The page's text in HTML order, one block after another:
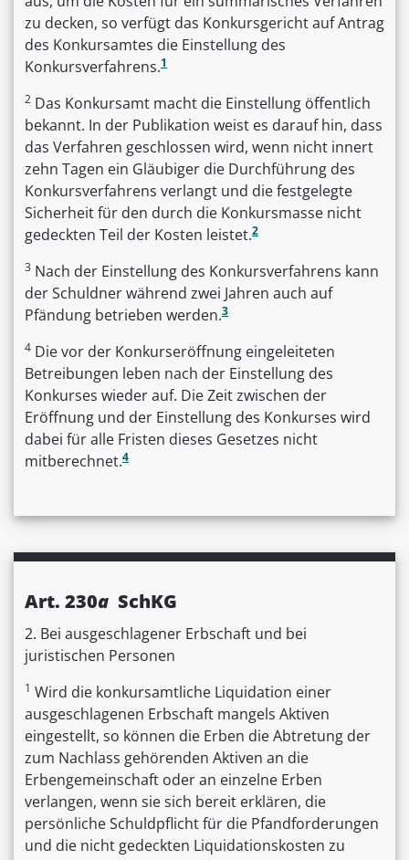
zu decken, so verfügt das Konkursgericht auf Antrag
des Konkursamtes die Einstellung des
Konkursverfahrens.1
2 Das Konkursamt macht die Einstellung öffentlich
bekannt. In der Publikation weist es darauf hin, dass
das Verfahren geschlossen wird, wenn nicht innert
zehn Tagen ein Gläubiger die Durchführung des
Konkursverfahrens verlangt und die festgelegte
Sicherheit für den durch die Konkursmasse nicht
gedeckten Teil der Kosten leistet.2
3 Nach der Einstellung des Konkursverfahrens kann
der Schuldner während zwei Jahren auch auf
Pfändung betrieben werden.3
4 Die vor der Konkurseröffnung eingeleiteten
Betreibungen leben nach der Einstellung des
Konkurses wieder auf. Die Zeit zwischen der
Eröffnung und der Einstellung des Konkurses wird
dabei für alle Fristen dieses Gesetzes nicht
mitberechnet.4
Art. 230a SchKG
2. Bei ausgeschlagener Erbschaft und bei
juristischen Personen
1 Wird die konkursamtliche Liquidation einer
ausgeschlagenen Erbschaft mangels Aktiven
eingestellt, so können die Erben die Abtretung der
zum Nachlass gehörenden Aktiven an die
Erbengemeinschaft oder an einzelne Erben
verlangen, wenn sie sich bereit erklären, die
persönliche Schuldpflicht für die Pfandforderungen
und die nicht gedeckten Liquidationskosten zu